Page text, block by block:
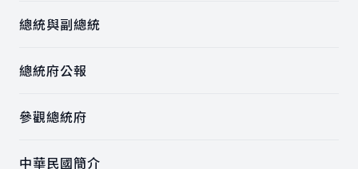
總統與副總統
總統府公報
參觀總統府
中華民國簡介